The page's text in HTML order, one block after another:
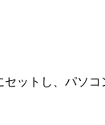
ットし、パソコ